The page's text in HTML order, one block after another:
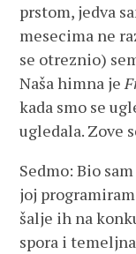
prstom, jedva
mesecima ne
se otreznio)
Naša himna je
kada smo se
ugledala. Zove
Sedmo: Bio
joj
šalje ih na
spora i